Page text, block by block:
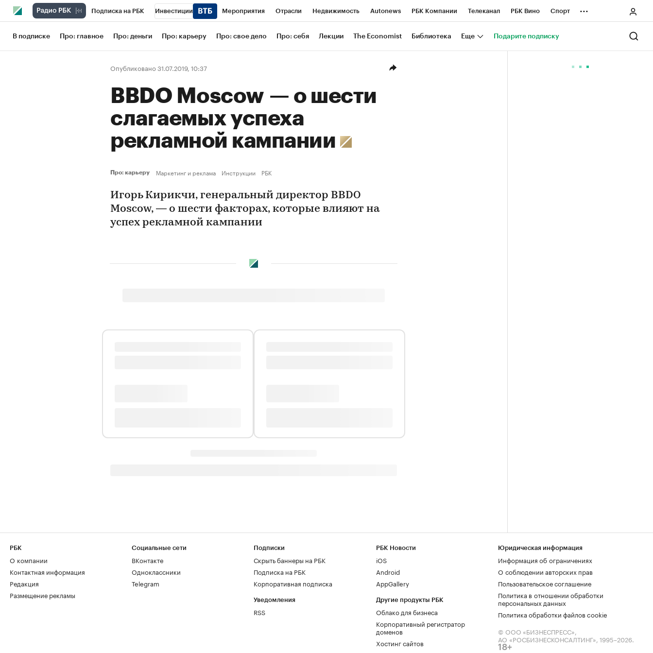
Подписка на РБК Инвестиции Мероприятия Отрасли Недвижимость Autonews РБК Компании Телеканал РБК Вино Спорт
Школа управления РБК РБК Образование РБК Life Тренды Визионеры Национальные проекты Город
Рынок наличной валюты
...
В подписке Про: главное Про: деньги Про: карьеру Про: свое дело Про: себя Лекции The Economist Библиотека Еще Подарите подписку
Опубликовано 31.07.2019, 10:37
BBDO Moscow — о шести
слагаемых успеха
рекламной кампании
Про: карьеру Маркетинг и реклама Инструкции РБК
Игорь Кирикчи, генеральный директор BBDO
Moscow, — о шести факторах, которые влияют на
успех рекламной кампании
РБК
О компании
Контактная информация
Редакция
Размещение рекламы
Социальные сети
ВКонтакте
Одноклассники
Telegram
Подписки
Скрыть баннеры на РБК
Подписка на РБК
Корпоративная подписка
Уведомления
RSS
РБК Новости
iOS
Android
AppGallery
Другие продукты РБК
Облако для бизнеса
Корпоративный регистратор
доменов
Хостинг сайтов
Юридическая информация
Информация об ограничениях
О соблюдении авторских прав
Пользовательское соглашение
Политика в отношении обработки
персональных данных
Политика обработки файлов cookie
© ООО «БИЗНЕСПРЕСС»,
АО «РОСБИЗНЕСКОНСАЛТИНГ», 1995–2026.
18+